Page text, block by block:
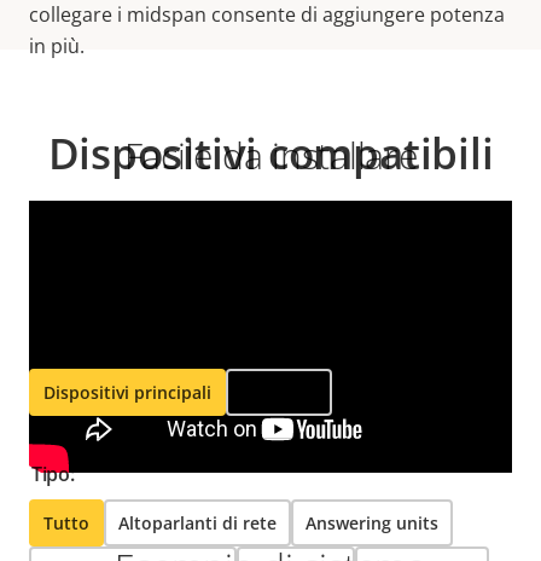
collegare i midspan consente di aggiungere potenza
in più.
Facile da installare
Dispositivi compatibili
Dispositivi principali
Tipo:
Tutto Altoparlanti di rete Answering units